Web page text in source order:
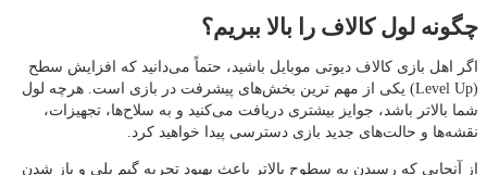
چگونه لول کالاف را بالا ببریم؟
اگر اهل بازی کالاف دیوتی موبایل باشید، حتماً می‌دانید که افزایش سطح
(Level Up) یکی از مهم‌ ترین بخش‌های پیشرفت در بازی است. هرچه لول
شما بالاتر باشد، جوایز بیشتری دریافت می‌کنید و به سلاح‌ها، تجهیزات،
نقشه‌ها و حالت‌های جدید بازی دسترسی پیدا خواهید کرد.
از آنجایی که رسیدن به سطوح بالاتر باعث بهبود تجربه گیم‌ پلی و باز شدن